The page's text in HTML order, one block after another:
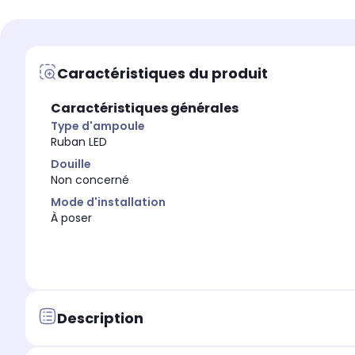
Caractéristiques du produit
Caractéristiques générales
Type d'ampoule
Ruban LED
Douille
Non concerné
Mode d'installation
À poser
Description